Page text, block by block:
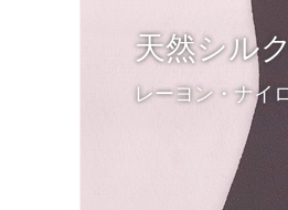
天然シルク
レーヨン・ナイ